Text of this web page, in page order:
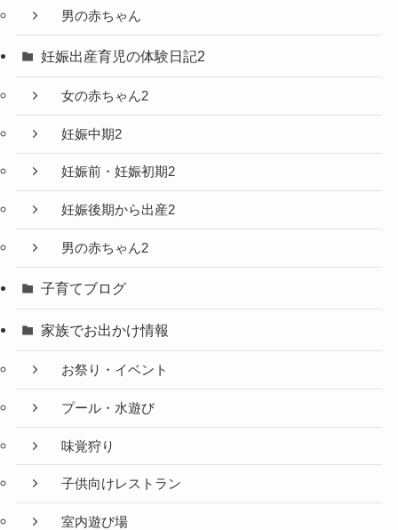
男の赤ちゃん
妊娠出産育児の体験日記2
女の赤ちゃん2
妊娠中期2
妊娠前・妊娠初期2
妊娠後期から出産2
男の赤ちゃん2
子育てブログ
家族でお出かけ情報
お祭り・イベント
プール・水遊び
味覚狩り
子供向けレストラン
室内遊び場